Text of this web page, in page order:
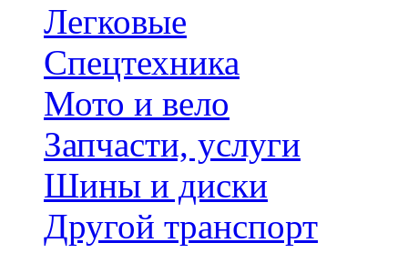
Легковые
Спецтехника
Мото и вело
Запчасти, услуги
Шины и диски
Другой транспорт